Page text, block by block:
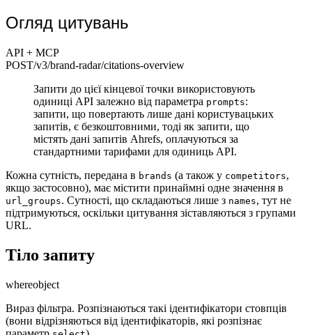
Огляд цитувань
API + MCP
POST/v3/brand-radar/citations-overview
Запити до цієї кінцевої точки використовують
одиниці API залежно від параметра prompts:
запити, що повертають лише дані користувацьких
запитів, є безкоштовними, тоді як запити, що
містять дані запитів Ahrefs, оплачуються за
стандартними тарифами для одиниць API.
Кожна сутність, передана в brands (а також у competitors,
якщо застосовно), має містити принаймні одне значення в
url_groups. Сутності, що складаються лише з names, тут не
підтримуються, оскільки цитування зіставляються з групами
URL.
Тіло запиту
whereobject
Вираз фільтра. Розпізнаються такі ідентифікатори стовпців
(вони відрізняються від ідентифікаторів, які розпізнає